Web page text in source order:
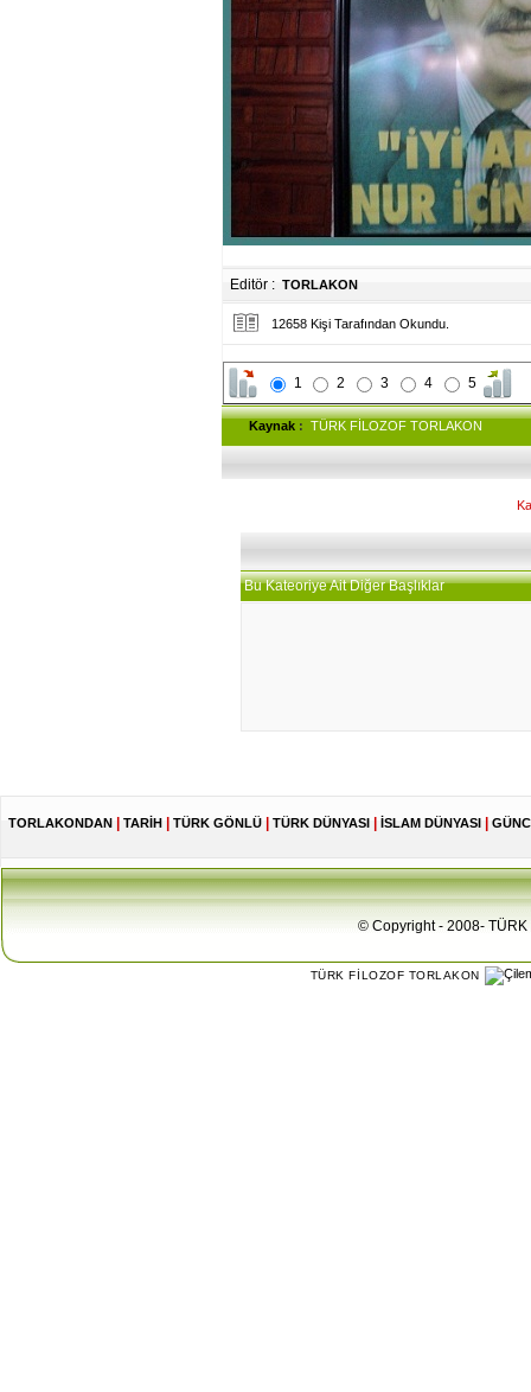
Editör : TORLAKON
12658 Kişi Tarafından Okundu.
1 2 3 4 5
Kaynak : TÜRK FİLOZOF TORLAKON
Bu Kateoriye Ait Diğer Başlıklar
TORLAKONDAN TARİH TÜRK GÖNLÜ TÜRK DÜNYASI İSLAM DÜNYASI
© Copyright - 2008- TÜRK
TÜRK FİLOZOF TORLAKON